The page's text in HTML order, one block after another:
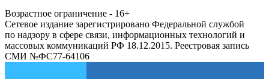
Возрастное ограничение - 16+
Сетевое издание зарегистрировано Федеральной службой
по надзору в сфере связи, информационных технологий и
массовых коммуникаций РФ 18.12.2015. Реестровая запись
СМИ №ФС77-64106